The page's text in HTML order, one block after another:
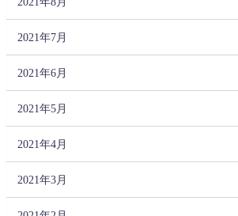
2021年7月
2021年6月
2021年5月
2021年4月
2021年3月